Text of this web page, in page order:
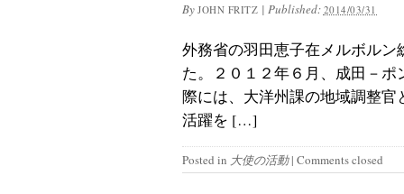
By JOHN FRITZ | Published: 2014/03/31
外務省の羽田恵子在メルボル
た。２０１２年６月、成田－
際には、大洋州課の地域調整
活躍を […]
Posted in 大使の活動 | Comments closed